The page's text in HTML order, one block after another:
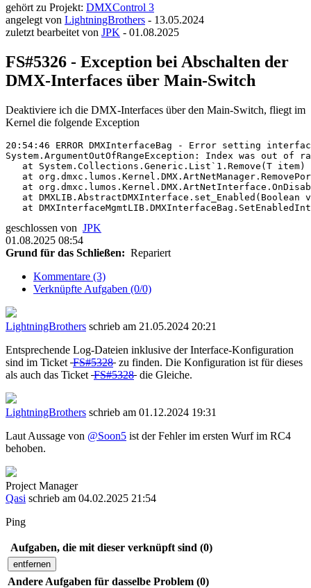
gehört zu Projekt: DMXControl 3
angelegt von LightningBrothers - 13.05.2024
zuletzt bearbeitet von JPK - 01.08.2025
FS#5326 - Exception bei Abschalten der
DMX-Interfaces über Main-Switch
Deaktiviere ich die DMX-Interfaces über den Main-Switch, fliegt im
Kernel die folgende Exception
20:54:46 ERROR DMXInterfaceBag - Error setting
System.ArgumentOutOfRangeException: Index was
   at System.Collections.Generic.List`1.Remove(T item)
at
at
at DMXLIB.AbstractDMXInterface.set_Enabled(Boolean
at
geschlossen von JPK
01.08.2025 08:54
Grund für das Schließen: Repariert
Kommentare (3)
Verknüpfte Aufgaben (0/0)
LightningBrothers schrieb am 21.05.2024 20:21
Entsprechende Log-Dateien inklusive der Interface-Konfiguration
sind im Ticket FS#5328 zu finden. Die Konfiguration ist für dieses
als auch das Ticket FS#5328 die Gleiche.
LightningBrothers schrieb am 01.12.2024 19:31
Laut Aussage von @Soon5 ist der Fehler im ersten Wurf im RC4
behoben.
Project Manager
Qasi schrieb am 04.02.2025 21:54
Ping
Aufgaben, die mit dieser verknüpft sind (0)
entfernen
Andere Aufgaben für dasselbe Problem (0)